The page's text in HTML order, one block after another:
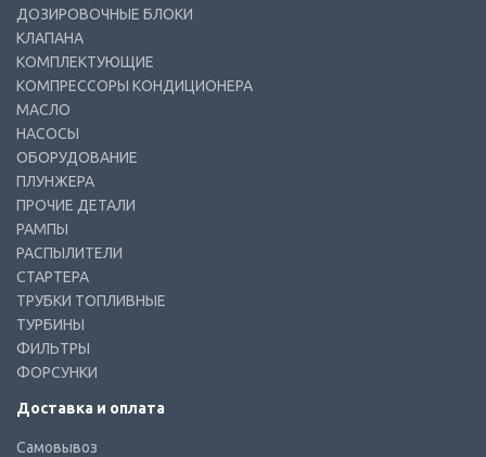
ДОЗИРОВОЧНЫЕ БЛОКИ
КЛАПАНА
КОМПЛЕКТУЮЩИЕ
КОМПРЕССОРЫ КОНДИЦИОНЕРА
МАСЛО
НАСОСЫ
ОБОРУДОВАНИЕ
ПЛУНЖЕРА
ПРОЧИЕ ДЕТАЛИ
РАМПЫ
РАСПЫЛИТЕЛИ
СТАРТЕРА
ТРУБКИ ТОПЛИВНЫЕ
ТУРБИНЫ
ФИЛЬТРЫ
ФОРСУНКИ
Доставка и оплата
Самовывоз